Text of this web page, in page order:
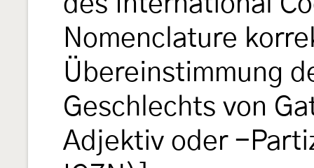
Nomenclature
Übereinstimmung
Geschlechts von
Adjektiv oder -